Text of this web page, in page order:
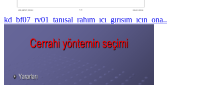
kd_bf07_rv01_tanısal_rahım_ıcı_gırısım_ıcın_ona..